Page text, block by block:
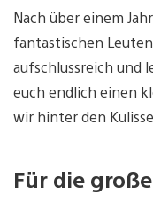
Nach über einem
fantastischen
aufschlussreich und
euch endlich einen
wir hinter den
Für die